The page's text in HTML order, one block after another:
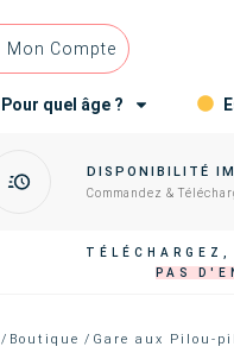
Mon Compte
Pour quel âge ?
DISPONIBILITÉ
Commandez &
PAS
/ Boutique / Gare aux Pilou-